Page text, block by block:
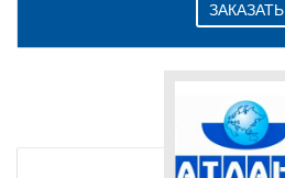
ЗАКАЗАТЬ